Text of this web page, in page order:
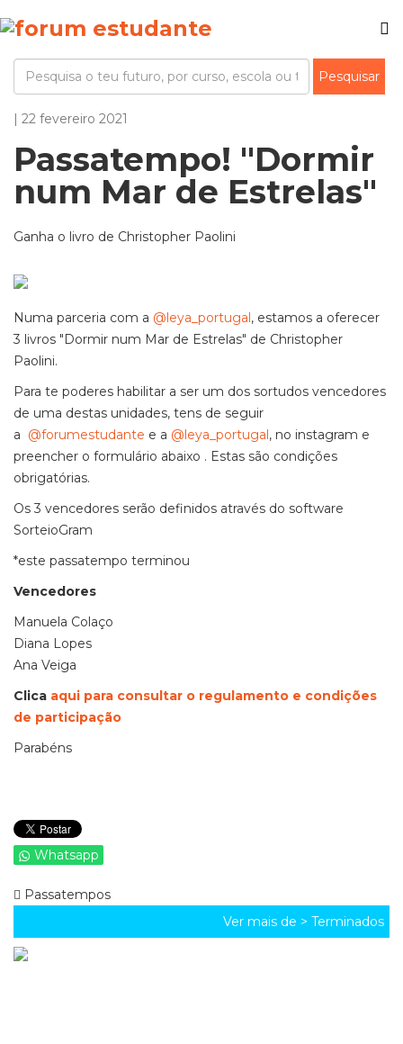
| 22 fevereiro 2021
Passatempo! "Dormir
num Mar de Estrelas"
Ganha o livro de Christopher Paolini
Numa parceria com a @leya_portugal, estamos a oferecer
3 livros "Dormir num Mar de Estrelas" de Christopher
Paolini.
Para te poderes habilitar a ser um dos sortudos vencedores
de uma destas unidades, tens de seguir
a @forumestudante e a @leya_portugal, no instagram e
preencher o formulário abaixo . Estas são condições
obrigatórias.
Os 3 vencedores serão definidos através do software
SorteioGram
*este passatempo terminou
Vencedores
Manuela Colaço
Diana Lopes
Ana Veiga
Clica aqui para consultar o regulamento e condições
de participação
Parabéns
Whatsapp
Passatempos
Ver mais de > Terminados